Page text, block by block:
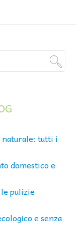
tutti i
domestico e
pulizie
e senza